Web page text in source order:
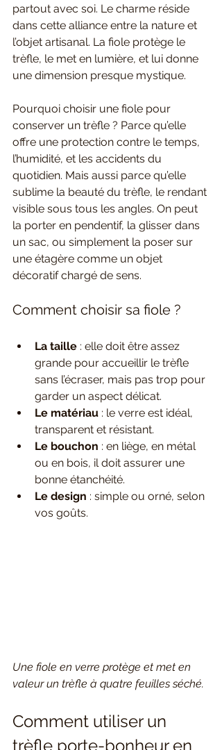
partout avec soi. Le charme réside
dans cette alliance entre la nature et
l’objet artisanal. La fiole protège le
trèfle, le met en lumière, et lui donne
une dimension presque mystique.
Pourquoi choisir une fiole pour
conserver un trèfle ? Parce qu’elle
offre une protection contre le temps,
l’humidité, et les accidents du
quotidien. Mais aussi parce qu’elle
sublime la beauté du trèfle, le rendant
visible sous tous les angles. On peut
la porter en pendentif, la glisser dans
un sac, ou simplement la poser sur
une étagère comme un objet
décoratif chargé de sens.
Comment choisir sa fiole ?
La taille : elle doit être assez
grande pour accueillir le trèfle
sans l’écraser, mais pas trop pour
garder un aspect délicat.
Le matériau : le verre est idéal,
transparent et résistant.
Le bouchon : en liège, en métal
ou en bois, il doit assurer une
bonne étanchéité.
Le design : simple ou orné, selon
vos goûts.
Une fiole en verre protège et met en
valeur un trèfle à quatre feuilles séché.
Comment utiliser un
trèfle porte-bonheur en